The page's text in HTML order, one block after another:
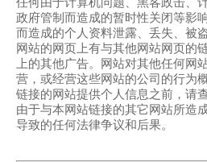
政府管制而造成的暂时性关闭等影
而造成的个人资料泄露、丢失、被
网站的网页上有与其他网站网页的
上的其他广告。网站对其他任何网
营，或经营这些网站的公司的行为
链接的网站提供个人信息之前，请
由于与本网站链接的其它网站所造
导致的任何法律争议和后果。